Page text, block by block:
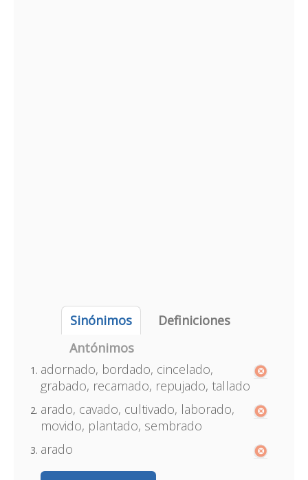
Sinónimos
Definiciones
Antónimos
adornado, bordado, cincelado,
grabado, recamado, repujado, tallado
arado, cavado, cultivado, laborado,
movido, plantado, sembrado
arado